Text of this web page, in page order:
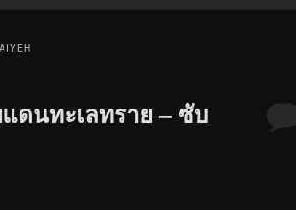
ดนทะเลทราย – ซับ